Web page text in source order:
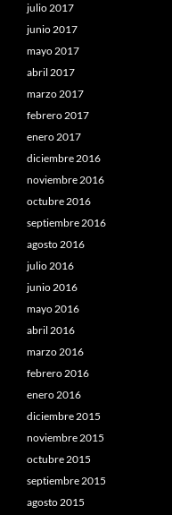
julio 2017
junio 2017
mayo 2017
abril 2017
marzo 2017
febrero 2017
enero 2017
diciembre 2016
noviembre 2016
octubre 2016
septiembre 2016
agosto 2016
julio 2016
junio 2016
mayo 2016
abril 2016
marzo 2016
febrero 2016
enero 2016
diciembre 2015
noviembre 2015
octubre 2015
septiembre 2015
agosto 2015